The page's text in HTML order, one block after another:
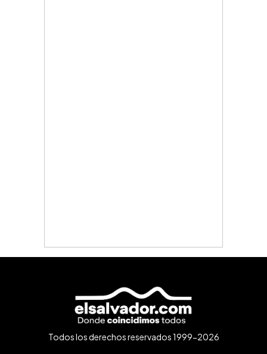
Todos los derechos reservados 1999-2026